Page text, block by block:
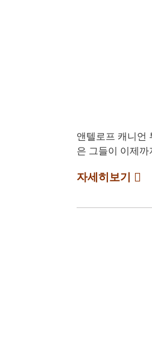
앤텔로프 캐니언
은 그들이 이제
자세히보기